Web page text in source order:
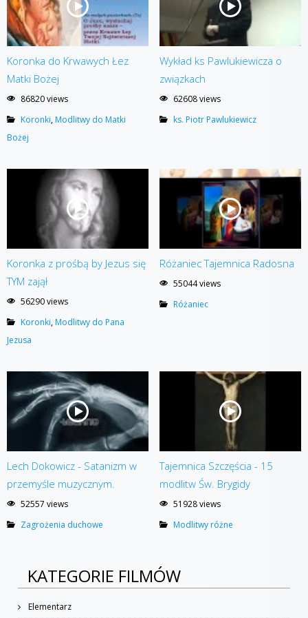
Koronka do Krwawych Łez
Matki Bożej
86820 views
Koronki,Modlitwy do Matki
Bożej
Wykład ks Pawlukiewicza o
związkach
62608 views
ks. Piotr Pawlukiewicz
Koronka z prośbą by Jezus się
TYM zajął
56290 views
Koronki,Modlitwy do Pana
Jezusa
Różaniec Tajemnica Radosna
55044 views
Różaniec
Lech Dokowicz - Satanizm w
przemyśle muzycznym.
52557 views
Zagrożenia duchowe
Tajemnica Szczęścia - 15
modlitw Św. Brygidy
51928 views
Modlitwy różne
KATEGORIE FILMÓW
Elementarz